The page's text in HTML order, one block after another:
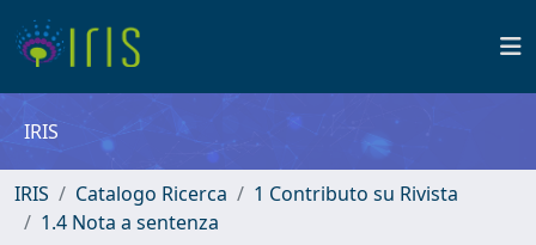
IRIS
IRIS Catalogo Ricerca
1 Contributo su Rivista
1.4 Nota a sentenza